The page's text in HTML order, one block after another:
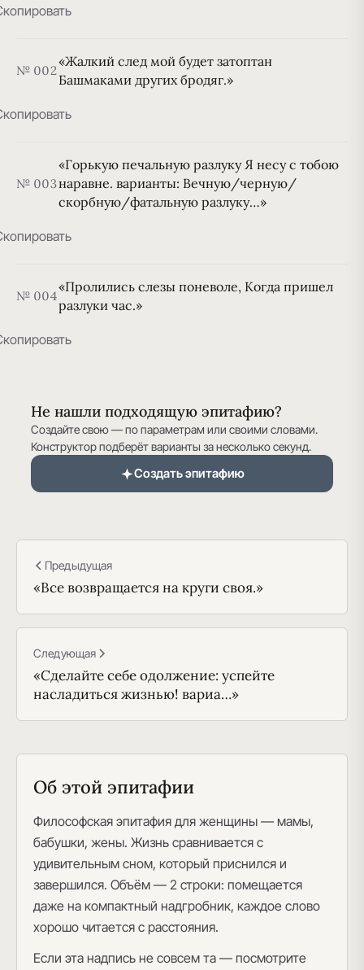
№ 002
«Жалкий след мой будет затоптан
Башмаками других бродяг.»
№ 003
«Горькую печальную разлуку Я несу с тобою
наравне. варианты: Вечную/черную/
скорбную/фатальную разлуку…»
№ 004
«Пролились слезы поневоле, Когда пришел
разлуки час.»
Не нашли подходящую эпитафию?
Создайте свою — по параметрам или своими словами.
Конструктор подберёт варианты за несколько секунд.
Создать эпитафию
Предыдущая
«Все возвращается на круги своя.»
Следующая
«Сделайте себе одолжение: успейте
насладиться жизнью! вариа…»
Об этой эпитафии
Философская эпитафия для женщины — мамы,
бабушки, жены. Жизнь сравнивается с
удивительным сном, который приснился и
завершился. Объём — 2 строки: помещается
даже на компактный надгробник, каждое слово
хорошо читается с расстояния.
Если эта надпись не совсем та — посмотрите